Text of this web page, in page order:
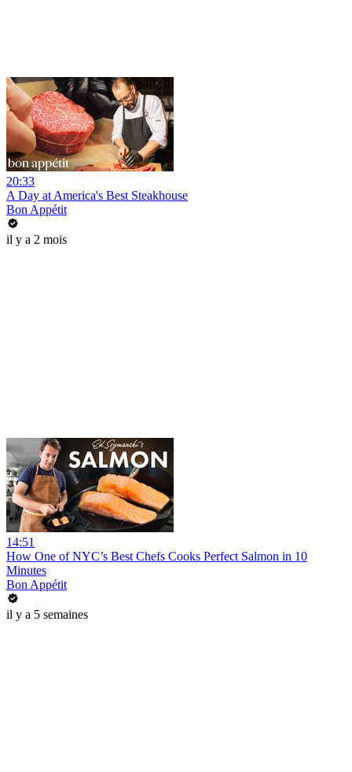
20:33
A Day at America's Best Steakhouse
Bon Appétit
il y a 2 mois
14:51
How One of NYC’s Best Chefs Cooks Perfect Salmon in 10
Minutes
Bon Appétit
il y a 5 semaines